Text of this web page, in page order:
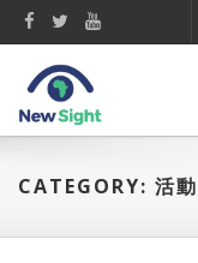
CATEGORY: 活動